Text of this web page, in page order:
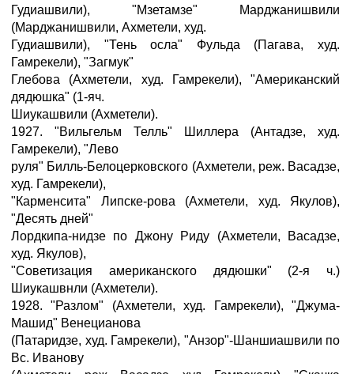
Гудиашвили), "Мзетамзе" Марджанишвили
(Марджанишвили, Ахметели, худ.
Гудиашвили), "Тень осла" Фульда (Пагава, худ.
Гамрекели), "Загмук"
Глебова (Ахметели, худ. Гамрекели), "Американский
дядюшка" (1-яч.
Шиукашвили (Ахметели).
1927. "Вильгельм Телль" Шиллера (Антадзе, худ.
Гамрекели), "Лево
руля" Билль-Белоцерковского (Ахметели, реж. Васадзе,
худ. Гамрекели),
"Карменсита" Липске-рова (Ахметели, худ. Якулов),
"Десять дней"
Лордкипа-нидзе по Джону Риду (Ахметели, Васадзе,
худ. Якулов),
"Советизация американского дядюшки" (2-я ч.)
Шиукашвнли (Ахметели).
1928. "Разлом" (Ахметели, худ. Гамрекели), "Джума-
Машид" Венецианова
(Патаридзе, худ. Гамрекели), "Анзор"-Шаншиашвили по
Вс. Иванову